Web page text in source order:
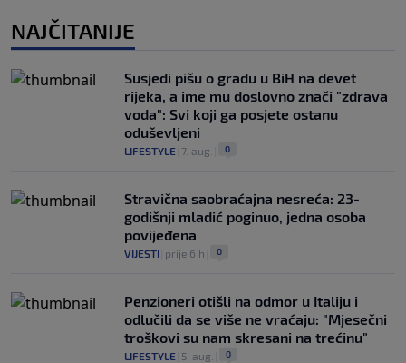
NAJČITANIJE
Susjedi pišu o gradu u BiH na devet
rijeka, a ime mu doslovno znači "zdrava
voda": Svi koji ga posjete ostanu
oduševljeni
LIFESTYLE 7. aug. 0
Stravična saobraćajna nesreća: 23-
godišnji mladić poginuo, jedna osoba
povijeđena
VIJESTI prije 6 h 0
Penzioneri otišli na odmor u Italiju i
odlučili da se više ne vraćaju: "Mjesečni
troškovi su nam skresani na trećinu"
LIFESTYLE 5. aug. 0